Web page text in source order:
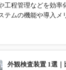
工程管理などを効率
テムの機能や導入メ
外観検査装置 1選